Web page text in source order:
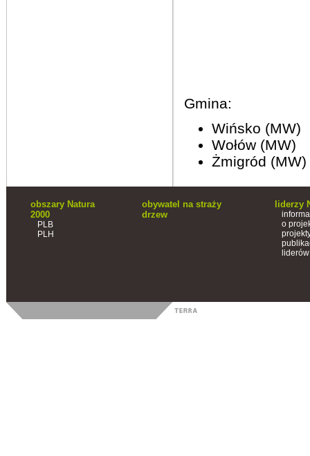
Gmina:
Wińsko (MW)
Wołów (MW)
Żmigród (MW)
obszary Natura
2000
PLB
PLH
obywatel na straży
drzew
liderzy
o
liderów